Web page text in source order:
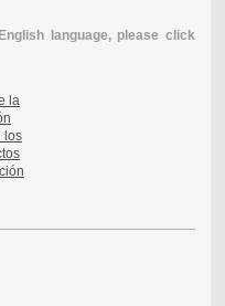
language, please click